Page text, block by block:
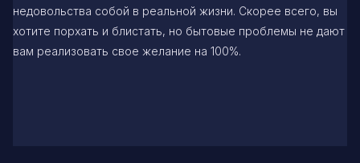
недовольства собой в реальной жизни. Скорее всего, вы
хотите порхать и блистать, но бытовые проблемы не дают
вам реализовать свое желание на 100%.